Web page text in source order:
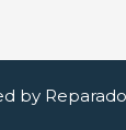
by